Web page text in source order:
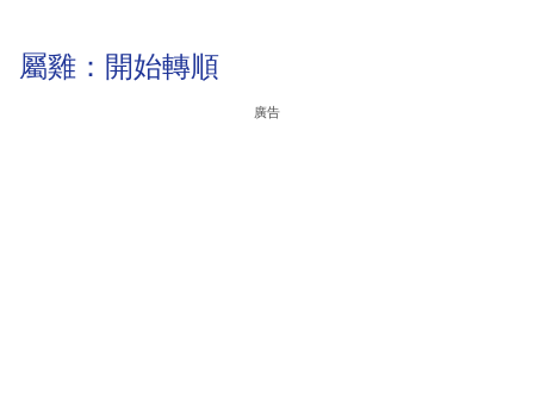
屬雞：開始轉順
廣告